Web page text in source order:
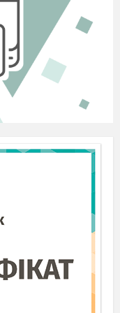
Сибір піду: і я
яка вона стала од
смішити.
балу готуються. А
А хутчіше
на Новорічний
на кутку
так і говорить: «О,
У нас і пісня є
короля", звучить